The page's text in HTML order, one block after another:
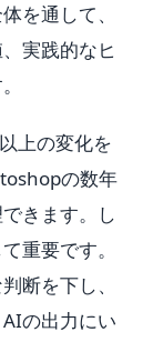
を通して、
実践的なヒ
上の変化を
の数年
きます。し
重要です。
断を下し、
の出力にい